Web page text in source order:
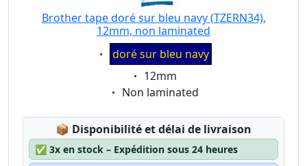
Brother tape doré sur bleu navy (TZERN34),
12mm, non laminated
Eigenschaft:
doré sur bleu navy
Eigenschaft:
12mm
Eigenschaft:
Non laminated
📦 Lagerstatus:
Disponibilité et délai de livraison
✅ 3x en stock – Expédition sous 24 heures